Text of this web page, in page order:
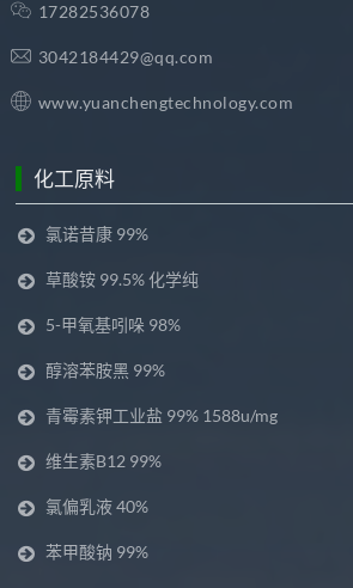
17282536078
3042184429@qq.com
www.yuanchengtechnology.com
化工原料
氯诺昔康 99%
草酸铵 99.5% 化学纯
5-甲氧基吲哚 98%
醇溶苯胺黑 99%
青霉素钾工业盐 99% 1588u/mg
维生素B12 99%
氯偏乳液 40%
苯甲酸钠 99%